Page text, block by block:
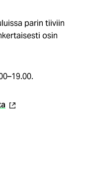
parin tiiviin
osin
(ulkoinen